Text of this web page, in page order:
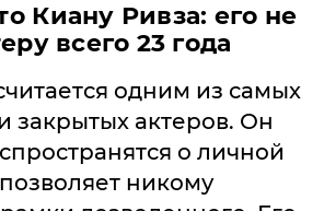
Киану Ривза: его не
всего 23 года
одним из самых
закрытых актеров. Он
о личной
никому